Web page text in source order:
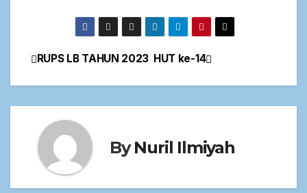
HUT ke-14
RUPS LB TAHUN 2023
ByNuril Ilmiyah